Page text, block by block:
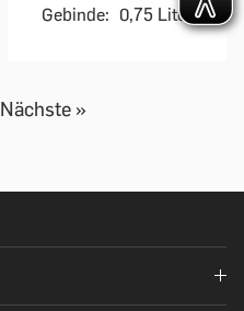
Gebinde: 0,75 Liter
Nächste »